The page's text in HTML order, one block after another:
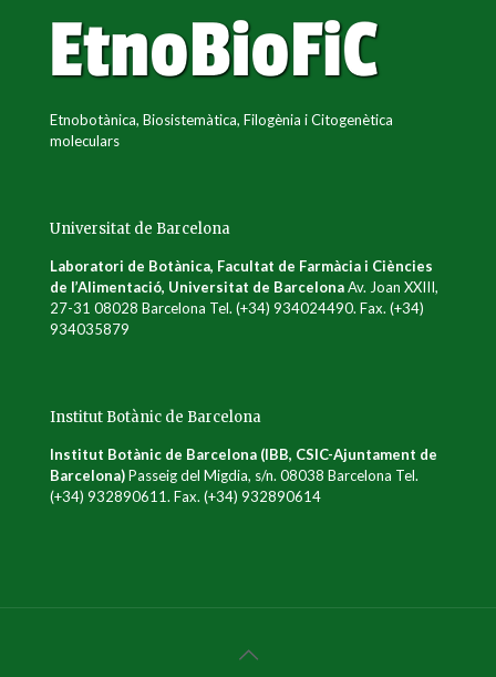
Etnobotànica, Biosistemàtica, Filogènia i Citogenètica
moleculars
Universitat de Barcelona
Laboratori de Botànica, Facultat de Farmàcia i Ciències
de l’Alimentació, Universitat de BarcelonaAv. Joan XXIII,
27-31 08028 Barcelona Tel. (+34) 934024490. Fax. (+34)
934035879
Institut Botànic de Barcelona
Institut Botànic de Barcelona (IBB, CSIC-Ajuntament de
Barcelona)Passeig del Migdia, s/n. 08038 Barcelona Tel.
(+34) 932890611. Fax. (+34) 932890614